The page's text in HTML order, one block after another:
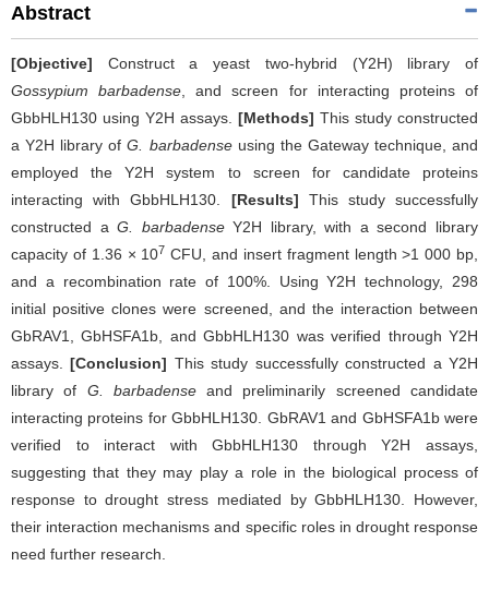
Abstract
[Objective] Construct a yeast two-hybrid (Y2H) library of
Gossypium barbadense , and screen for interacting proteins of
GbbHLH130 using Y2H assays. [Methods] This study constructed
a Y2H library ofG. barbadenseusing the Gateway technique, and
employed the Y2H system to screen for candidate proteins
interacting with GbbHLH130. [Results] This study successfully
constructed aG. barbadenseY2H library, with a second library
capacity of 1.36 × 107 CFU, and insert fragment length >1 000 bp,
and a recombination rate of 100%. Using Y2H technology, 298
initial positive clones were screened, and the interaction between
GbRAV1, GbHSFA1b, and GbbHLH130 was verified through Y2H
assays.[Conclusion] This study successfully constructed a Y2H
library of G. barbadenseand preliminarily screened candidate
interacting proteins for GbbHLH130. GbRAV1 and GbHSFA1b were
verified to interact with GbbHLH130 through Y2H assays,
suggesting that they may play a role in the biological process of
response to drought stress mediated by GbbHLH130. However,
their interaction mechanisms and specific roles in drought response
need further research.